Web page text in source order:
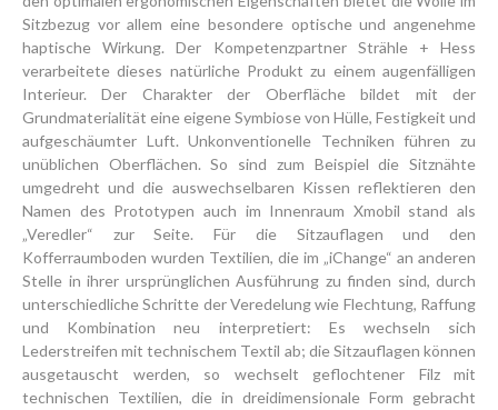
Sitzbezug vor allem eine besondere optische und angenehme
haptische Wirkung. Der Kompetenzpartner Strähle + Hess
verarbeitete dieses natürliche Produkt zu einem augenfälligen
Interieur. Der Charakter der Oberfläche bildet mit der
Grundmaterialität eine eigene Symbiose von Hülle, Festigkeit und
aufgeschäumter Luft. Unkonventionelle Techniken führen zu
unüblichen Oberflächen. So sind zum Beispiel die Sitznähte
umgedreht und die auswechselbaren Kissen reflektieren den
Namen des Prototypen auch im Innenraum Xmobil stand als
„Veredler“ zur Seite. Für die Sitzauflagen und den
Kofferraumboden wurden Textilien, die im „iChange“ an anderen
Stelle in ihrer ursprünglichen Ausführung zu finden sind, durch
unterschiedliche Schritte der Veredelung wie Flechtung, Raffung
und Kombination neu interpretiert: Es wechseln sich
Lederstreifen mit technischem Textil ab; die Sitzauflagen können
ausgetauscht werden, so wechselt geflochtener Filz mit
technischen Textilien, die in dreidimensionale Form gebracht